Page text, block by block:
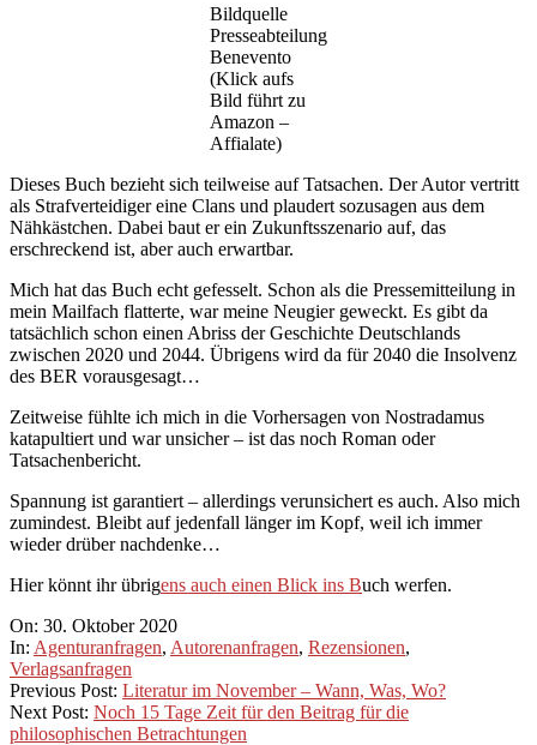
Bildquelle
Presseabteilung
Benevento
(Klick aufs
Bild führt zu
Amazon –
Affialate)
Dieses Buch bezieht sich teilweise auf Tatsachen. Der Autor vertritt
als Strafverteidiger eine Clans und plaudert sozusagen aus dem
Nähkästchen. Dabei baut er ein Zukunftsszenario auf, das
erschreckend ist, aber auch erwartbar.
Mich hat das Buch echt gefesselt. Schon als die Pressemitteilung in
mein Mailfach flatterte, war meine Neugier geweckt. Es gibt da
tatsächlich schon einen Abriss der Geschichte Deutschlands
zwischen 2020 und 2044. Übrigens wird da für 2040 die Insolvenz
des BER vorausgesagt…
Zeitweise fühlte ich mich in die Vorhersagen von Nostradamus
katapultiert und war unsicher – ist das noch Roman oder
Tatsachenbericht.
Spannung ist garantiert – allerdings verunsichert es auch. Also mich
zumindest. Bleibt auf jedenfall länger im Kopf, weil ich immer
wieder drüber nachdenke…
Hier könnt ihr übrigens auch einen Blick ins Buch werfen.
2020-
10-
30
On: 30. Oktober 2020
In: Agenturanfragen, Autorenanfragen, Rezensionen,
Verlagsanfragen
Previous Post: Literatur im November – Wann, Was, Wo?
Next Post: Noch 15 Tage Zeit für den Beitrag für die
philosophischen Betrachtungen